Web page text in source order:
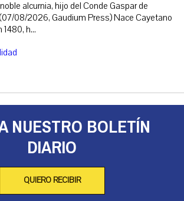
alcurnia, hijo del Conde Gaspar de
08/2026, Gaudium Press) Nace Cayetano
h...
NUESTRO BOLETÍN
DIARIO
QUIERO RECIBIR